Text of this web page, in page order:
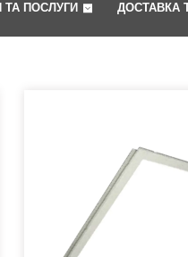
ТА ПОСЛУГИ ДОСТАВКА